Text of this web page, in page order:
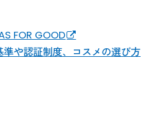
FOR GOOD
準や認証制度、コスメの選び方